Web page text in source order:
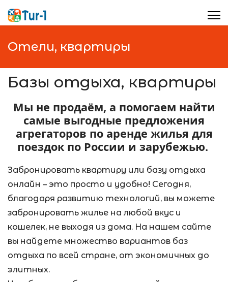
Отели, квартиры
Базы отдыха, квартиры
Мы не продаём, а помогаем найти
самые выгодные предложения
агрегаторов по аренде жилья для
поездок по России и зарубежью.
Забронировать квартиру или базу отдыха
онлайн – это просто и удобно! Сегодня,
благодаря развитию технологий, вы можете
забронировать жилье на любой вкус и
кошелек, не выходя из дома. На нашем сайте
вы найдете множество вариантов баз
отдыха по всей стране, от экономичных до
элитных.